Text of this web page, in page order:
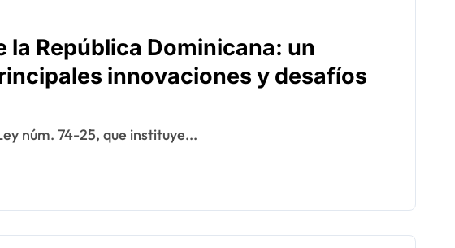
la República Dominicana: un
innovaciones y desafíos
núm. 74-25, que instituye...